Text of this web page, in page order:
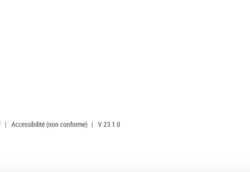
| Accessibilité (non conforme) | V 23.1.0